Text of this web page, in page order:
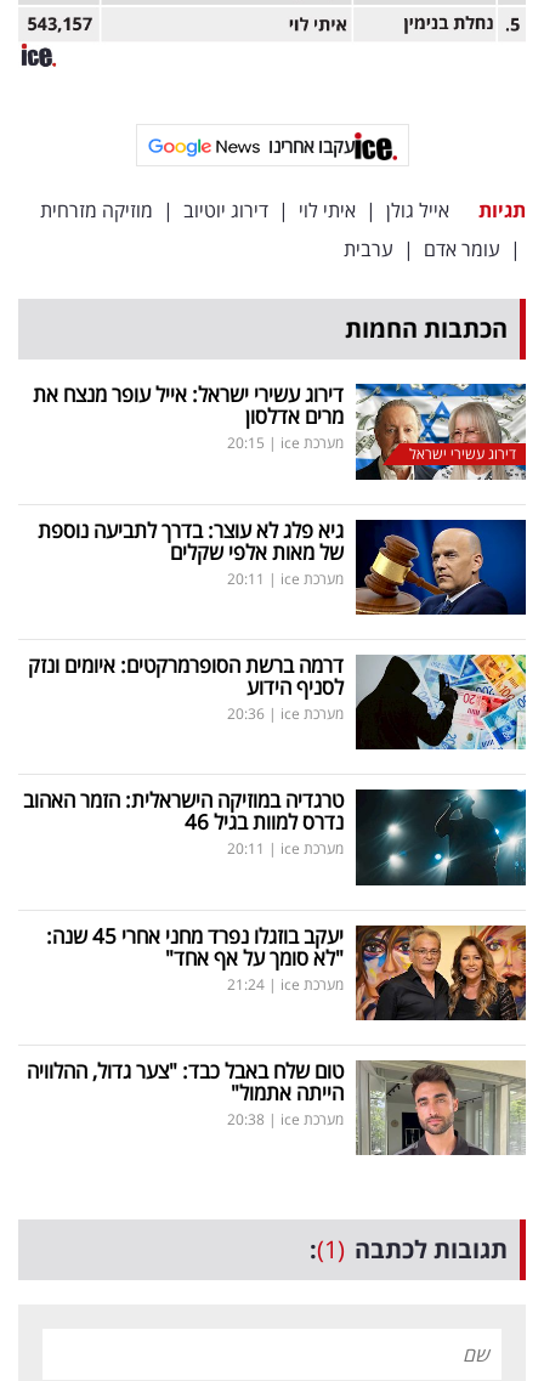
עקבו אחרינו
תגיות אייל גולן | איתי לוי | דירוג יוטיוב | מוזיקה מזרחית
| עומר אדם | ערבית
הכתבות החמות
דירוג עשירי ישראל
דירוג עשירי ישראל: אייל עופר מנצח את
מרים אדלסון
מערכת ice |
20:15
גיא פלג לא עוצר: בדרך לתביעה נוספת
של מאות אלפי שקלים
מערכת ice |
20:11
דרמה ברשת הסופרמרקטים: איומים ונזק
לסניף הידוע
מערכת ice |
20:36
טרגדיה במוזיקה הישראלית: הזמר האהוב
נדרס למוות בגיל 46
מערכת ice |
20:11
יעקב בוזגלו נפרד מחני אחרי 45 שנה:
"לא סומך על אף אחד"
מערכת ice |
21:24
טום שלח באבל כבד: "צער גדול, ההלוויה
הייתה אתמול"
מערכת ice |
20:38
תגובות לכתבה (1)
: